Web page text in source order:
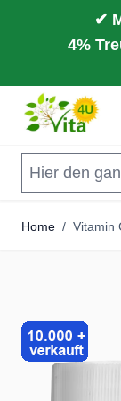
✔
4%
Direkt zum Inhalt
Home / Vitamin